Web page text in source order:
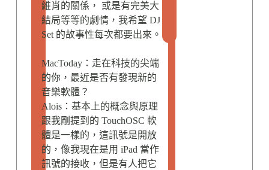
維肖的關係， 或是有完美大
結局等等的劇情，我希望 DJ
Set 的故事性每次都要出來。
MacToday：走在科技的尖端
的你，最近是否有發現新的
音樂軟體？
Alois：基本上的概念與原理
跟我剛提到的 TouchOSC 軟
體是一樣的，這訊號是開放
的，像我現在是用 iPad 當作
訊號的接收，但是有人把它